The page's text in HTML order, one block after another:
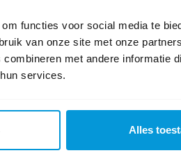
functies voor social media te
van onze site met onze
met andere informatie
services.
Alles
is mogelijk.
Ophalen in
Exclusief btw.